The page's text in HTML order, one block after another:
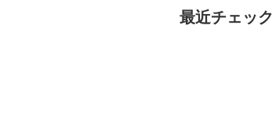
最近チェッ